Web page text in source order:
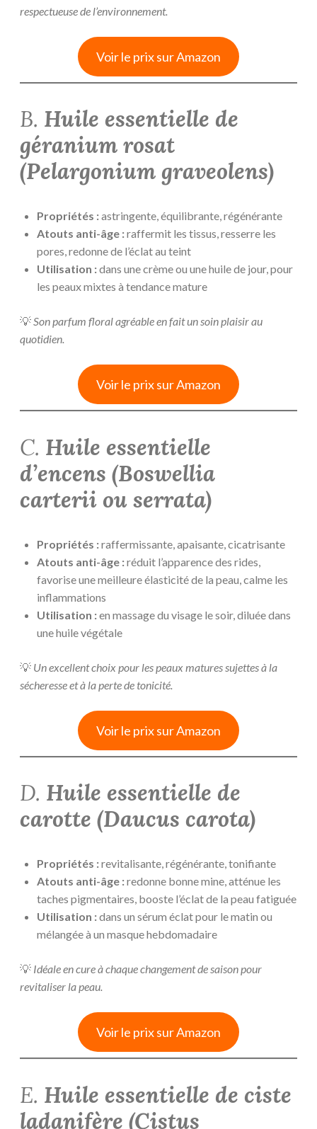
respectueuse de l’environnement.
Voir le prix sur Amazon
B. Huile essentielle de
géranium rosat
(Pelargonium graveolens)
Propriétés :astringente, équilibrante, régénérante
Atouts anti-âge :raffermit les tissus, resserre les
pores, redonne de l’éclat au teint
Utilisation :dans une crème ou une huile de jour, pour
les peaux mixtes à tendance mature
💡Son parfum floral agréable en fait un soin plaisir au
quotidien.
Voir le prix sur Amazon
C. Huile essentielle
d’encens (Boswellia
carterii ou serrata)
Propriétés :raffermissante, apaisante, cicatrisante
Atouts anti-âge :réduit l’apparence des rides,
favorise une meilleure élasticité de la peau, calme les
inflammations
Utilisation :en massage du visage le soir, diluée dans
une huile végétale
💡 Un excellent choix pour les peaux matures sujettes à la
sécheresse et à la perte de tonicité.
Voir le prix sur Amazon
D. Huile essentielle de
carotte (Daucus carota)
Propriétés :revitalisante, régénérante, tonifiante
Atouts anti-âge :redonne bonne mine, atténue les
taches pigmentaires, booste l’éclat de la peau fatiguée
Utilisation :dans un sérum éclat pour le matin ou
mélangée à un masque hebdomadaire
💡 Idéale en cure à chaque changement de saison pour
revitaliser la peau.
Voir le prix sur Amazon
E. Huile essentielle de ciste
ladanifère (Cistus